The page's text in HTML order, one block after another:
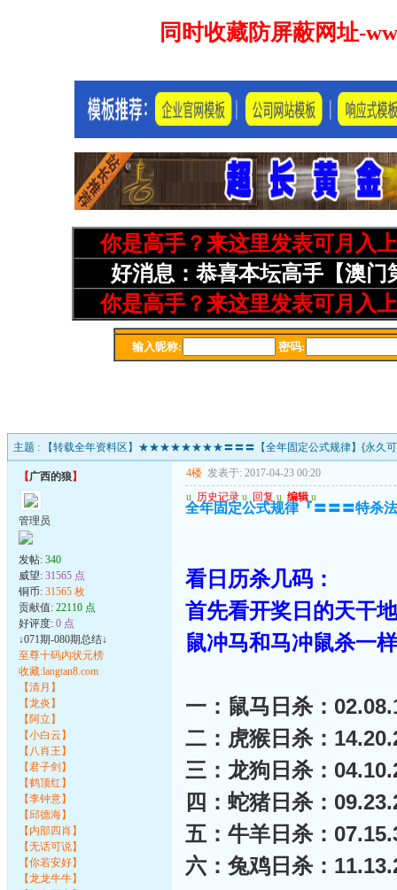
主题 : 【转载全年资料区】★★★★★★★★〓〓〓【全年固定公式规律】{永
【广西的狼】
管理员
发帖: 340
威望: 31565 点
铜币: 31565 枚
贡献值: 22110 点
好评度: 0 点
↓071期-080期总结↓
至尊十码内状元榜
收藏:langtan8.com
【清月】
【龙炎】
【阿立】
【小白云】
【八肖王】
【君子剑】
【鹤顶红】
【李钟意】
【邱德海】
【内部四肖】
【无话可说】
【你若安好】
【龙龙牛牛】
4楼 发表于: 2017-04-23 00:20
u 历史记录 u 回复 u 编辑 u
全年固定公式规律『〓〓〓特杀
看日历杀几码：
首先看开奖日的天干
鼠冲马和马冲鼠杀一
一：鼠马日杀：
二：虎猴日杀：
三：龙狗日杀：
四：蛇猪日杀：
五：牛羊日杀：
六：兔鸡日杀：